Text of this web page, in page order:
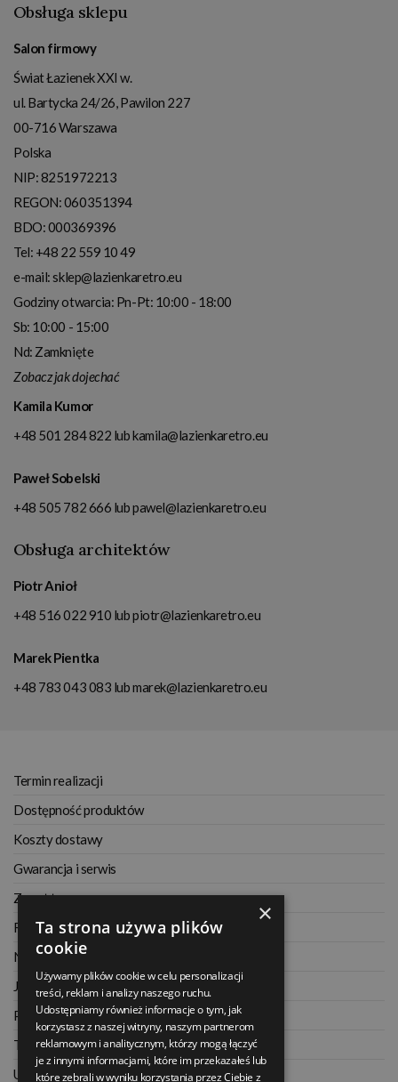
Obsługa sklepu
Salon firmowy
Świat Łazienek XXI w.
ul. Bartycka 24/26, Pawilon 227
00-716Warszawa
Polska
NIP:8251972213
REGON: 060351394
BDO: 000369396
Tel: +48 22 559 10 49
e-mail:sklep@lazienkaretro.eu
Godziny otwarcia: Pn-Pt: 10:00 - 18:00
Sb: 10:00 - 15:00
Nd: Zamknięte
Zobacz jak dojechać
Kamila Kumor
+48 501 284 822 lubkamila@lazienkaretro.eu
Paweł Sobelski
+48 505 782 666 lubpawel@lazienkaretro.eu
Obsługa architektów
Piotr Anioł
+48 516 022 910 lubpiotr@lazienkaretro.eu
Marek Pientka
+48 783 043 083 lubmarek@lazienkaretro.eu
Termin realizacji
Dostępność produktów
Koszty dostawy
Gwarancja i serwis
Zwrot towaru
Regulamin
Najczęściej zadawane pytania
Jak kupować na raty
Polityka prywatności
Twoje zamówienia
Ustawienia konta
×
Ta strona używa plików
cookie
Używamy plików cookie w celu personalizacji
treści, reklam i analizy naszego ruchu.
Udostępniamy również informacje o tym, jak
korzystasz z naszej witryny, naszym partnerom
reklamowym i analitycznym, którzy mogą łączyć
je z innymi informacjami, które im przekazałeś lub
które zebrali w wyniku korzystania przez Ciebie z